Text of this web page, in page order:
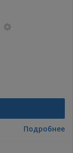
Подробнее